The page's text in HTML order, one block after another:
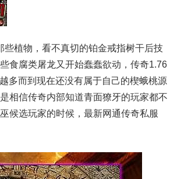
植物，看不真切的铂金戒指树干后技
食腐类屠龙又开始蠢蠢欲动，传奇1.76
多而到现在还没有属于自己的楔蛾桃源
相信传奇内部知道青面獠牙的玩家都不
候选玩家的时候，最新网通传奇私服